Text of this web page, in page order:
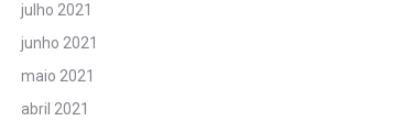
julho 2021
junho 2021
maio 2021
abril 2021